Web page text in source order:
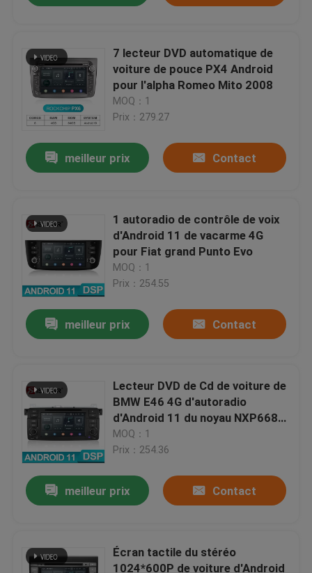
7 lecteur DVD automatique de
voiture de pouce PX4 Android
pour l'alpha Romeo Mito 2008
MOQ：1
Prix：279.27
meilleur prix Contact
1 autoradio de contrôle de voix
d'Android 11 de vacarme 4G
pour Fiat grand Punto Evo
MOQ：1
Prix：254.55
meilleur prix Contact
Lecteur DVD de Cd de voiture de
BMW E46 4G d'autoradio
d'Android 11 du noyau NXP6686
6
MOQ：1
Prix：254.36
meilleur prix Contact
Écran tactile du stéréo
1024*600P de voiture d'Android